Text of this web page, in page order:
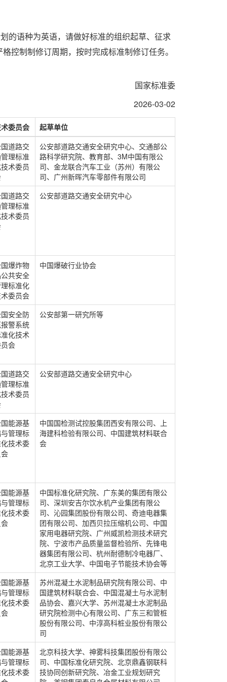
的语种为英语，请做好标准的组织起草、征求
控制制修订周期，按时完成标准制修订任务。
国家标准委
2026-03-02
委员会
起草单位
道路交
理标准
术委员
公安部道路交通安全研究中心、交通部公
路科学研究院、教育部、3M中国有限公
司、金龙联合汽车工业（苏州）有限公
司、广州新晖汽车零部件有限公司
道路交
理标准
术委员
公安部道路交通安全研究中心
爆炸物
共安全
标准化
委员会
中国爆破行业协会
安全防
警系统
化技术
会
公安部第一研究所等
道路交
理标准
术委员
公安部道路交通安全研究中心
能源基
管理标
技术委
中国国检测试控股集团西安有限公司、上
海建科检验有限公司、中国建筑材料联合
会
能源基
管理标
技术委
中国标准化研究院、广东美的集团有限公
司、深圳安吉尔饮水机产业集团有限公
司、沁园集团股份有限公司、奇迪电器集
团有限公司、加西贝拉压缩机公司、中国
家用电器研究院、广州威凯检测技术研究
院、宁波市产品质量监督检验所、先锋电
器集团有限公司、杭州耐德制冷电器厂、
北京工业大学、中国电子节能技术协会等
能源基
管理标
技术委
苏州混凝土水泥制品研究院有限公司、中
国建筑材料联合会、中国混凝土与水泥制
品协会、嘉兴大学、苏州混凝土水泥制品
研究院检测中心有限公司、广东三和管桩
股份有限公司、中淳高科桩业股份有限公
司
能源基
管理标
技术委
北京科技大学、神雾科技集团股份有限公
司、中国标准化研究院、北京鼎鑫钢联科
技协同创新研究院、冶金工业规划研究